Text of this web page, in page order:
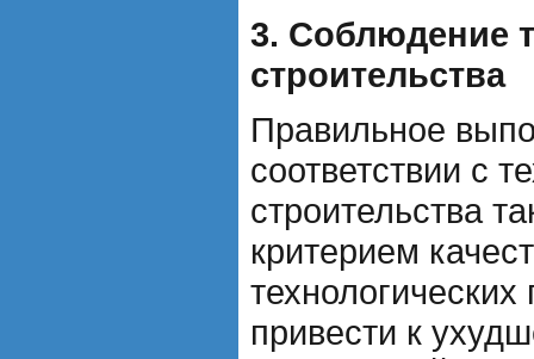
3. Соблюдение
строительства
Правильное
соответствии с
строительства
критерием
привести к